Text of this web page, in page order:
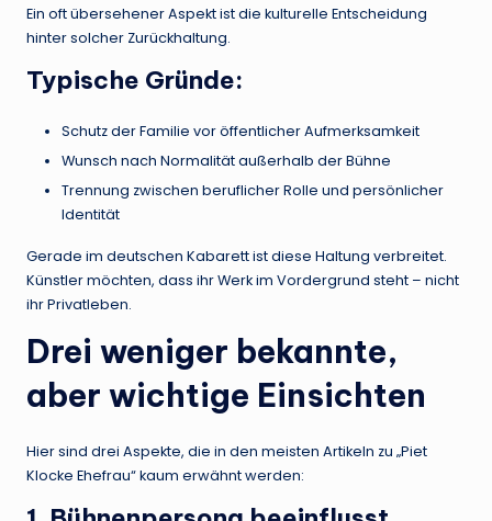
Ein oft übersehener Aspekt ist die kulturelle Entscheidung
hinter solcher Zurückhaltung.
Typische Gründe:
Schutz der Familie vor öffentlicher Aufmerksamkeit
Wunsch nach Normalität außerhalb der Bühne
Trennung zwischen beruflicher Rolle und persönlicher
Identität
Gerade im deutschen Kabarett ist diese Haltung verbreitet.
Künstler möchten, dass ihr Werk im Vordergrund steht – nicht
ihr Privatleben.
Drei weniger bekannte,
aber wichtige Einsichten
Hier sind drei Aspekte, die in den meisten Artikeln zu „Piet
Klocke Ehefrau“ kaum erwähnt werden: